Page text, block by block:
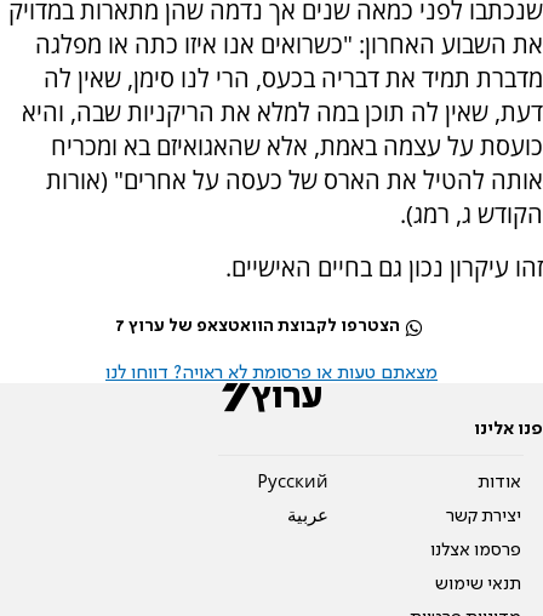
שנכתבו לפני כמאה שנים אך נדמה שהן מתארות במדויק
את השבוע האחרון: "כשרואים אנו איזו כתה או מפלגה
מדברת תמיד את דבריה בכעס, הרי לנו סימן, שאין לה
דעת, שאין לה תוכן במה למלא את הריקניות שבה, והיא
כועסת על עצמה באמת, אלא שהאגואיזם בא ומכריח
אותה להטיל את הארס של כעסה על אחרים" (אורות
הקודש ג, רמג).
זהו עיקרון נכון גם בחיים האישיים.
הצטרפו לקבוצת הוואטצאפ של ערוץ 7
מצאתם טעות או פרסומת לא ראויה? דווחו לנו
פנו אלינו
אודות
יצירת קשר
פרסמו אצלנו
תנאי שימוש
Pусский
عربية